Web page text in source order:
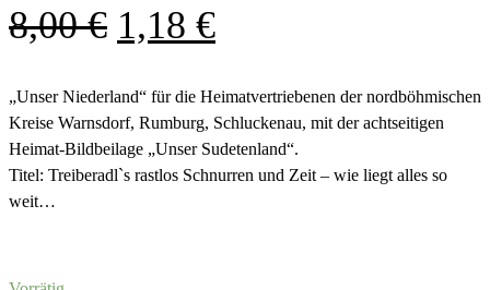
8,00€ Ursprünglicher
war:
8,00 €
1,18 €Aktueller
ist:
1,18 €.
„Unser Niederland“ für die Heimatvertriebenen der nordböhmischen
Kreise Warnsdorf, Rumburg, Schluckenau, mit der achtseitigen
Heimat-Bildbeilage „Unser Sudetenland“.
Titel: Treiberadl`s rastlos Schnurren und Zeit – wie liegt alles so
weit…